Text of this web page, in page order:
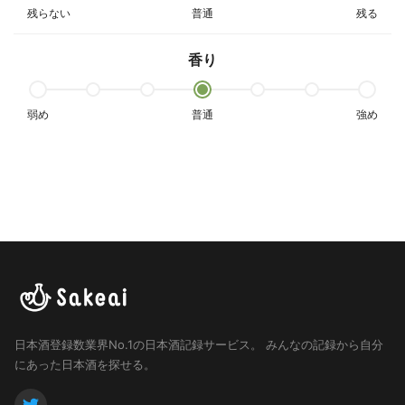
残らない 普通 残る
香り
弱め 普通 強め
日本酒登録数業界No.1の日本酒記録サービス。
みんなの記録から自分
にあった日本酒を探せる。